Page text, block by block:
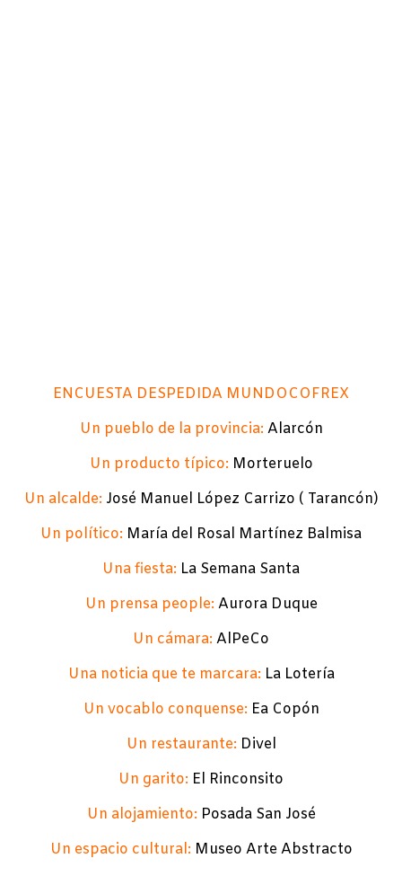
ENCUESTA DESPEDIDA MUNDOCOFREX
Un pueblo de la provincia: Alarcón
Un producto típico: Morteruelo
Un alcalde: José Manuel López Carrizo ( Tarancón)
Un político: María del Rosal Martínez Balmisa
Una fiesta: La Semana Santa
Un prensa people: Aurora Duque
Un cámara: AlPeCo
Una noticia que te marcara: La Lotería
Un vocablo conquense: Ea Copón
Un restaurante: Divel
Un garito: El Rinconsito
Un alojamiento: Posada San José
Un espacio cultural: Museo Arte Abstracto